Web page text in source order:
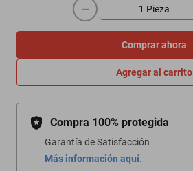
－
Comprar ahora
Agregar al carrito
Compra 100% protegida
Garantía de Satisfacción
Más información aquí.